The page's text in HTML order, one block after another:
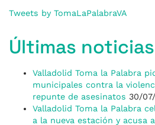
Tweets by TomaLaPalabraVA
Últimas noticias
Valladolid Toma la Palabra
municipales contra la
repunte de asesinatos 30/
Valladolid Toma la Palabra
a la nueva estación y acusa